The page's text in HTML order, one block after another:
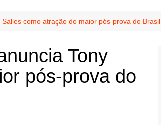
como atração do maior pós-prova do Brasil
Tony
pós-prova do